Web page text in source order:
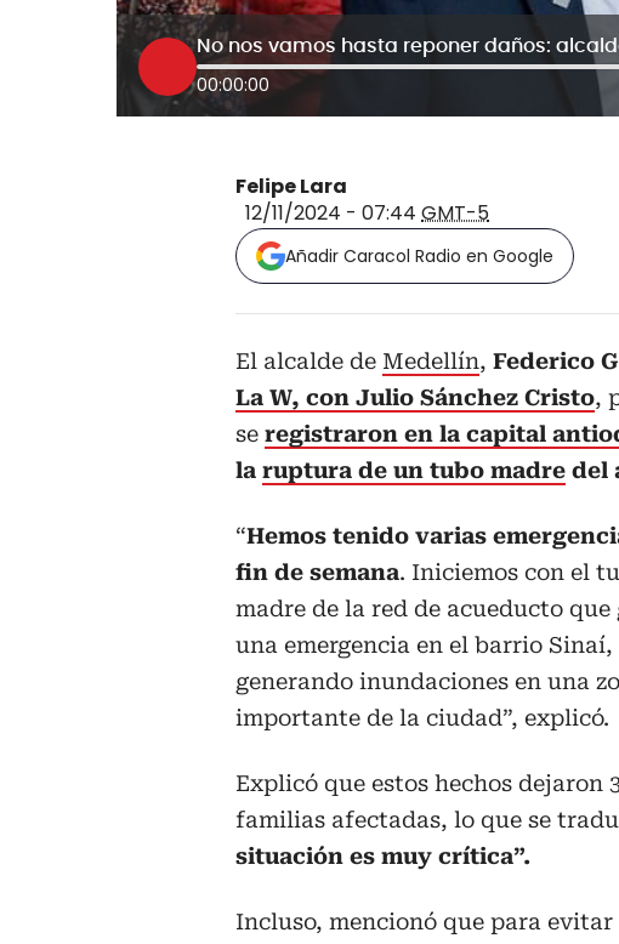
00:00:00
Felipe Lara
12/11/2024 - 07:44 GMT-5
Añadir Caracol Radio en Google
El alcalde de Medellín, Federico
La W, con Julio Sánchez Cristo,
se registraron en la capital
la ruptura de un tubo madre del
“Hemos tenido varias
fin de semana. Iniciemos con el
madre de la red de acueducto que
una emergencia en el barrio Sinaí,
generando inundaciones en una
importante de la ciudad”, explicó.
Explicó que estos hechos dejaron
familias afectadas, lo que se
situación es muy crítica”.
Incluso, mencionó que para